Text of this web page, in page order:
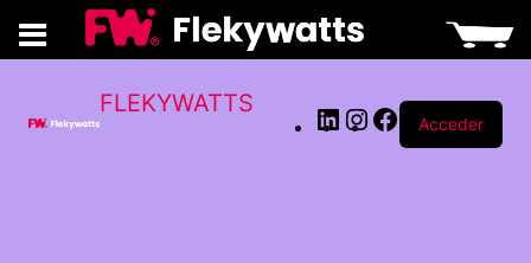
FLEKYWATTS
Acceder